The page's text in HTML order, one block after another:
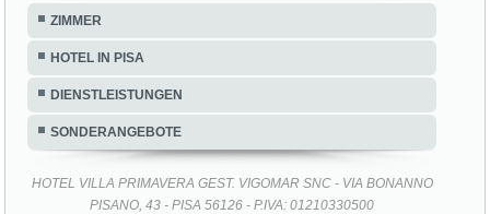
ZIMMER
HOTEL IN PISA
DIENSTLEISTUNGEN
SONDERANGEBOTE
HOTEL VILLA PRIMAVERA GEST. VIGOMAR SNC - VIA BONANNO
PISANO, 43 - PISA 56126 - P.IVA: 01210330500